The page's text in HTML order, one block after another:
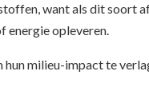
want als dit soort
energie opleveren.
hun milieu-impact te